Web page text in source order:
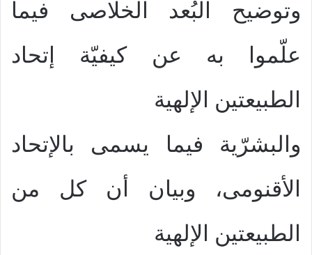
وتوضيح البُعد الخلاصى فيما
علّموا به عن كيفيّة إتحاد
الطبيعتين الإلهية
والبشرّية فيما يسمى بالإتحاد
الأقنومى، وبيان أن كل من
الطبيعتين الإلهية